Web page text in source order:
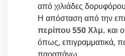
από χιλιάδες
Η απόσταση από την
περίπου 550 Χλμ. και
όπως, επιγραμματικά,